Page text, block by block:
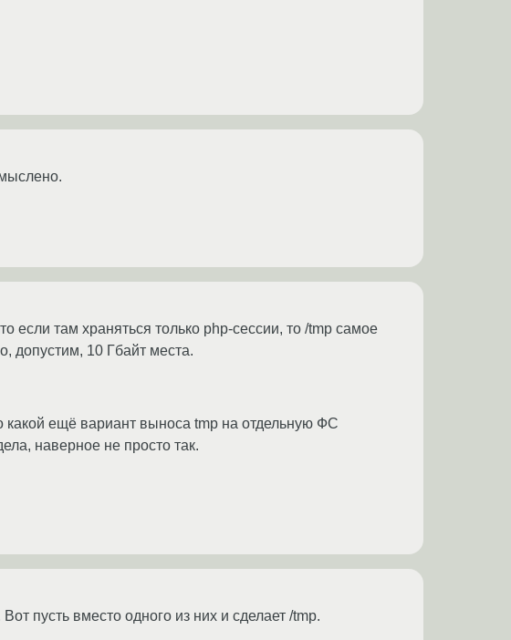
если там храняться только php-сессии, то /tmp самое
допустим, 10 Гбайт места.
какой ещё вариант выноса tmp на отдельную ФС
наверное не просто так.
пусть вместо одного из них и сделает /tmp.